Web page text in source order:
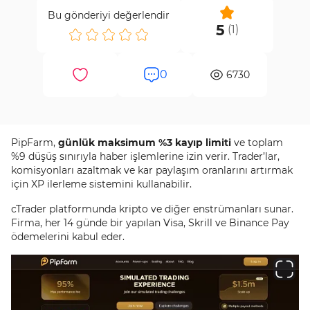
Aktif
Oct 17th, 2025
PipFarm Üç Aylık Topluluk Anketine katıl, %50 indirim
kuponu kazan ve 25 adet $100 ödülden birini kazanma
şansı yakala.
Detaylar Satın Al
Yatırımınız risk altında.
5 (1 )
Bu gönderiyi değerlendir
0 6730
PipFarm, günlük maksimum %3 kayıp limiti ve toplam
%9 düşüş sınırıyla haber işlemlerine izin verir. Trader’lar,
komisyonları azaltmak ve kar paylaşım oranlarını artırmak
için XP ilerleme sistemini kullanabilir.
cTrader platformunda kripto ve diğer enstrümanları sunar.
Firma, her 14 günde bir yapılan Visa, Skrill ve Binance Pay
ödemelerini kabul eder.